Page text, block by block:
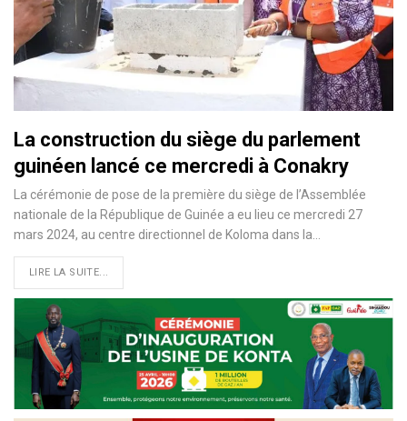
La construction du siège du parlement
guinéen lancé ce mercredi à Conakry
La cérémonie de pose de la première du siège de l’Assemblée
nationale de la République de Guinée a eu lieu ce mercredi 27
mars 2024, au centre directionnel de Koloma dans la…
LIRE LA SUITE...